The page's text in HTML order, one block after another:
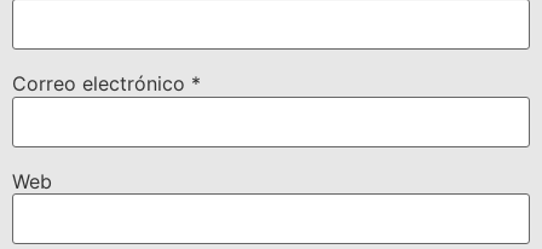
Correo electrónico *
Web